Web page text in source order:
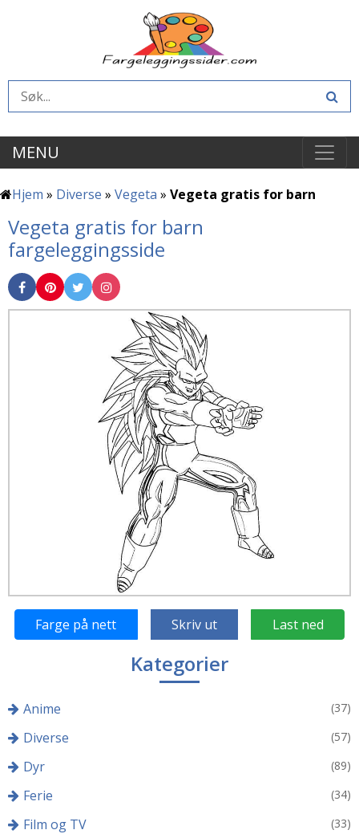
MENU
Hjem » Diverse » Vegeta » Vegeta gratis for barn
Vegeta gratis for barn
fargeleggingsside
Farge på nett Skriv ut Last ned
Kategorier
Anime (37)
Diverse (57)
Dyr (89)
Ferie (34)
Film og TV (33)